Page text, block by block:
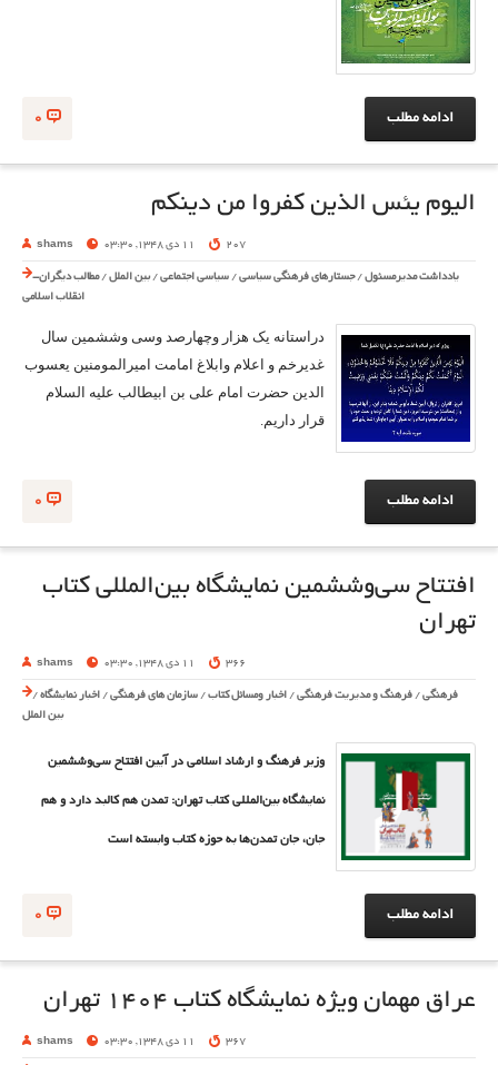
0 ادامه مطلب
الیوم یئس الذین کفروا من دینکم
shams 11 دی 1348, 03:30 207
یادداشت مدیرمسئول /جستارهای فرهنگی سیاسی / سیاسی اجتماعی /بین الملل /مطالب دیگران-
انقلاب اسلامی
دراستانه یک هزار وچهارصد وسی وششمین سال
غدیرخم و اعلام وابلاغ امامت امیرالمومنین یعسوب
الدین حضرت امام علی بن ابیطالب علیه السلام
قرار داریم.
0 ادامه مطلب
افتتاح سی‌وششمین نمایشگاه بین‌المللی کتاب
تهران
shams 11 دی 1348, 03:30 366
فرهنگی / فرهنگ و مدیریت فرهنگی / اخبار ومسائل کتاب / سازمان های فرهنگی / اخبار نمایشگاه /
بین الملل
وزیر فرهنگ و ارشاد اسلامی در آیین افتتاح سی‌وششمین
نمایشگاه بین‌المللی کتاب تهران: تمدن هم کالبد دارد و هم
جان، جان تمدن‌ها به حوزه کتاب وابسته است
0 ادامه مطلب
عراق مهمان ویژه نمایشگاه کتاب ۱۴۰۴ تهران
shams 11 دی 1348, 03:30 367